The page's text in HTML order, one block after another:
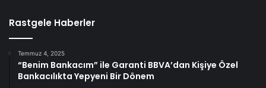
Rastgele Haberler
Temmuz 4, 2025
“Benim Bankacım” ile Garanti BBVA’dan Kişiye Özel
Bankacılıkta Yepyeni Bir Dönem